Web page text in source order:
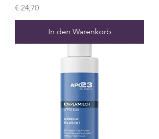
Preis
€ 24,70
In den Warenkorb